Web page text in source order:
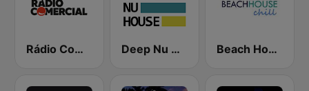
Rádio Comercial Deep Nu House Radio by SO&SO Beach House Radio Chill